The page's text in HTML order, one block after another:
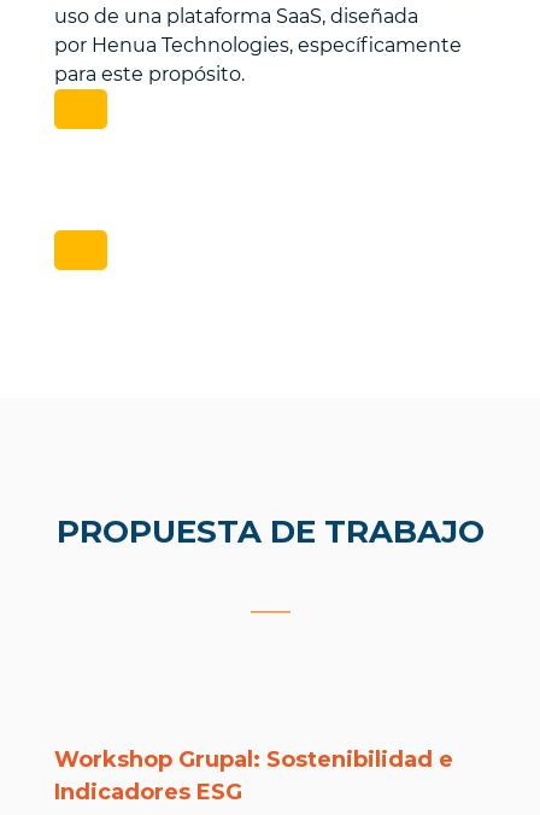
uso de una plataforma SaaS, diseñada
por Henua Technologies, específicamente
para este propósito.
PROPUESTA DE TRABAJO
___
Workshop Grupal: Sostenibilidad e
Indicadores ESG